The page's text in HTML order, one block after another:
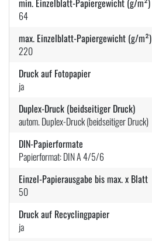
64
max. Einzelblatt-Papiergewicht (g/m²)
220
Druck auf Fotopapier
ja
Duplex-Druck (beidseitiger Druck)
autom. Duplex-Druck (beidseitiger Druck)
DIN-Papierformate
Papierformat: DIN A 4/5/6
Einzel-Papierausgabe bis max. x Blatt
50
Druck auf Recyclingpapier
ja